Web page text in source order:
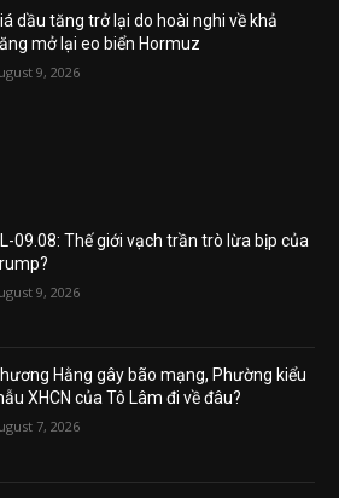
dầu tăng trở lại do hoài nghi về khả
mở lại eo biển Hormuz
9, 2026
09.08: Thế giới vạch trần trò lừa bịp của
9, 2026
Hằng gây bão mạng, Phường kiểu
XHCN của Tô Lâm đi về đâu?
7, 2026